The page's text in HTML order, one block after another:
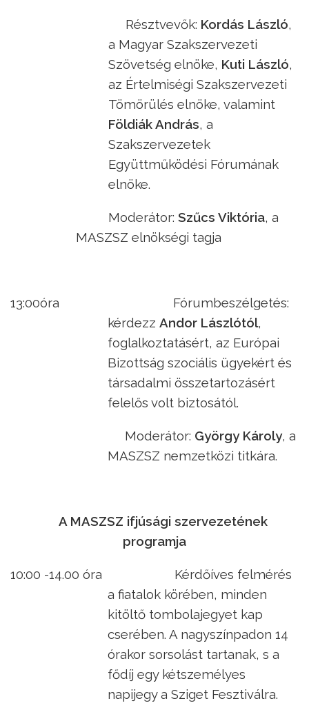
Résztvevők: Kordás László,
a Magyar Szakszervezeti
Szövetség elnöke, Kuti László,
az Értelmiségi Szakszervezeti
Tömörülés elnöke, valamint
Földiák András, a
Szakszervezetek
Együttműködési Fórumának
elnöke.
Moderátor: Szűcs Viktória, a
MASZSZ elnökségi tagja
13:00óra
Fórumbeszélgetés:
kérdezzAndor Lászlótól,
foglalkoztatásért, az Európai
Bizottság szociális ügyekért és
társadalmi összetartozásért
felelős volt biztosától.
Moderátor: György Károly, a
MASZSZ nemzetközi titkára.
A MASZSZ ifjúsági szervezetének
programja
10:00 -14.00 óra Kérdőíves felmérés
a fiatalok körében, minden
kitöltő tombolajegyet kap
cserében. A nagyszínpadon 14
órakor sorsolást tartanak, s a
fődíj egy kétszemélyes
napijegy a Sziget Fesztiválra.